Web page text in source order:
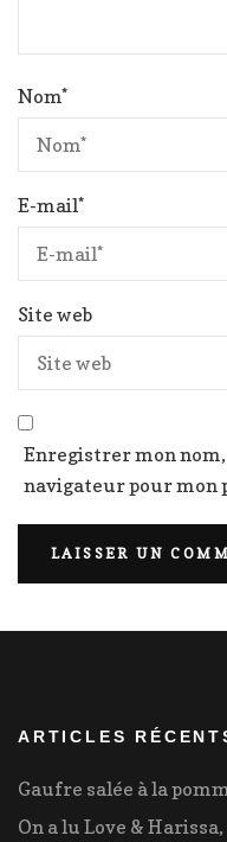
Nom*
E-mail*
Site web
Enregistrer mon
navigateur pour mon
ARTICLES
Gaufre salée à la
On a lu Love &